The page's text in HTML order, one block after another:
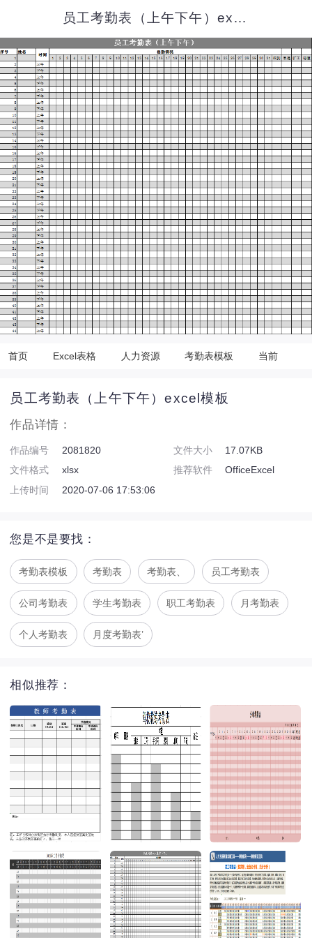
员工考勤表（上午下午）excel模板
首页 Excel表格 人力资源 考勤表模板 当前
员工考勤表（上午下午）excel模板
作品详情：
作品编号 2081820 文件大小
17.07KB
文件格式
xlsx 推荐软件
OfficeExcel
上传时间
2020-07-06 17:53:06
您是不是要找：
考勤表模板 考勤表 考勤表、 员工考勤表
公司考勤表 学生考勤表 职工考勤表 月考勤表
个人考勤表 月度考勤表’
相似推荐：